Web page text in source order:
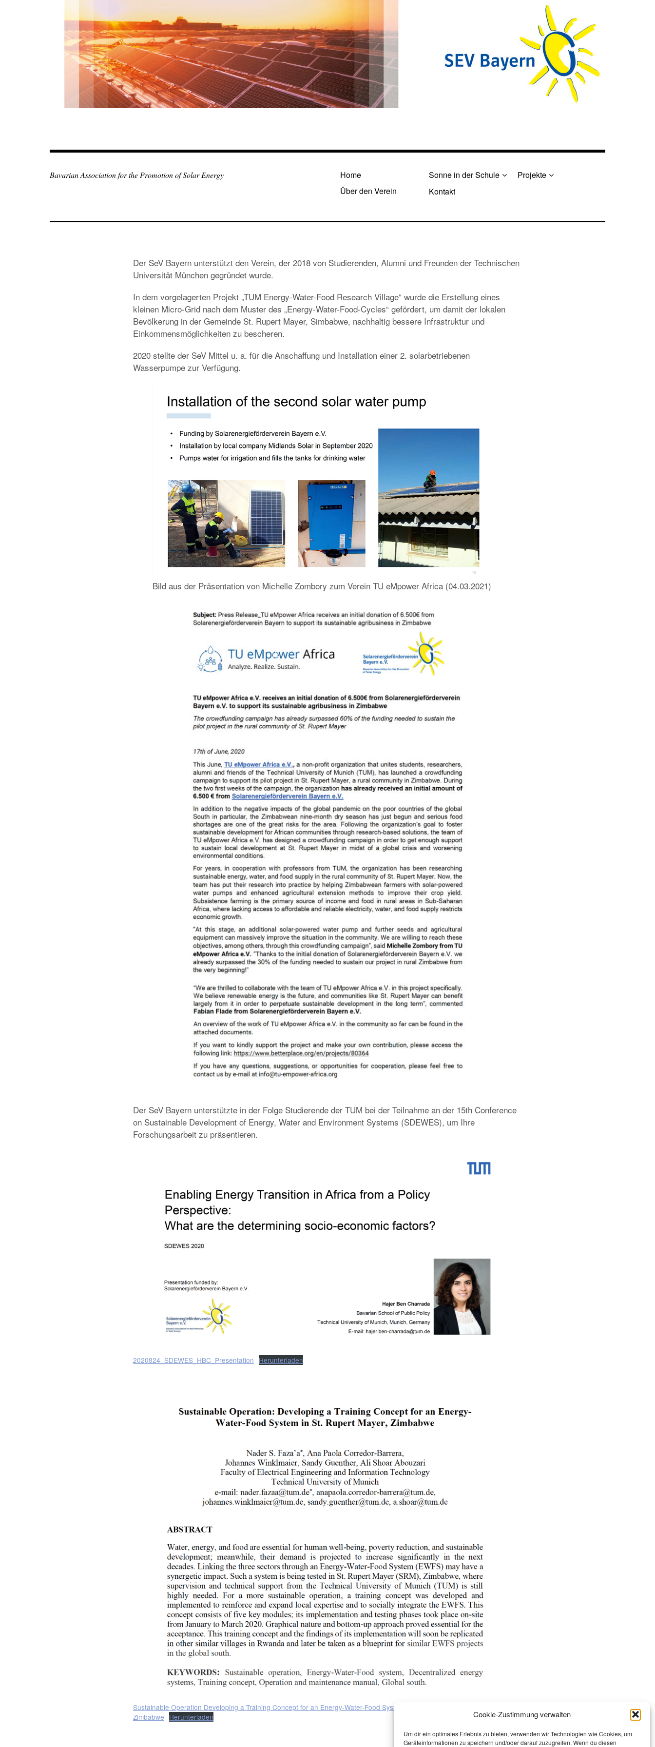
Cookie-Zustimmung verwalten
Um dir ein optimales Erlebnis zu bieten, verwenden wir Technologien wie Cookies, um
Geräteinformationen zu speichern und/oder darauf zuzugreifen. Wenn du diesen
Bavarian Association for the Promotion of Solar Energy
Home
Über den Verein
Sonne in der Schule
Kontakt
Projekte
Der SeV Bayern unterstützt den Verein, der 2018 von Studierenden, Alumni und Freunden der Technischen
Universität München gegründet wurde.
In dem vorgelagerten Projekt „TUM Energy-Water-Food Research Village“ wurde die Erstellung eines
kleinen Micro-Grid nach dem Muster des „Energy-Water-Food-Cycles“ gefördert, um damit der lokalen
Bevölkerung in der Gemeinde St. Rupert Mayer, Simbabwe, nachhaltig bessere Infrastruktur und
Einkommensmöglichkeiten zu bescheren.
2020 stellte der SeV Mittel u. a. für die Anschaffung und Installation einer 2. solarbetriebenen
Wasserpumpe zur Verfügung.
Bild aus der Präsentation von Michelle Zombory zum Verein TU eMpower Africa (04.03.2021)
Der SeV Bayern unterstützte in der Folge Studierende der TUM bei der Teilnahme an der 15th Conference
on Sustainable Development of Energy, Water and Environment Systems (SDEWES), um Ihre
Forschungsarbeit zu präsentieren.
2020824_SDEWES_HBC_Presentation Herunterladen
Sustainable Operation Developing a Training Concept for an Energy-Water-Food System in St. Rupert Mayer,
Zimbabwe Herunterladen